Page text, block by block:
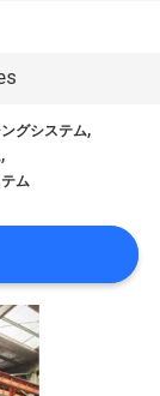
グシステム,
,
ム